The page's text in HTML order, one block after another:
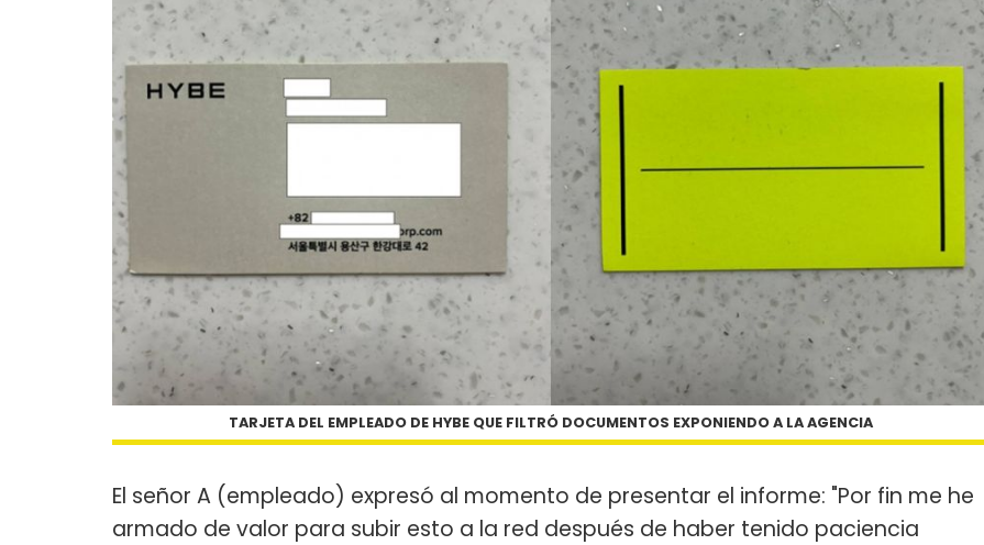
TARJETA DEL EMPLEADO DE HYBE QUE FILTRÓ DOCUMENTOS EXPONIENDO A LA AGENCIA
El señor A (empleado) expresó al momento de presentar el informe: "Por fin me he
armado de valor para subir esto a la red después de haber tenido paciencia